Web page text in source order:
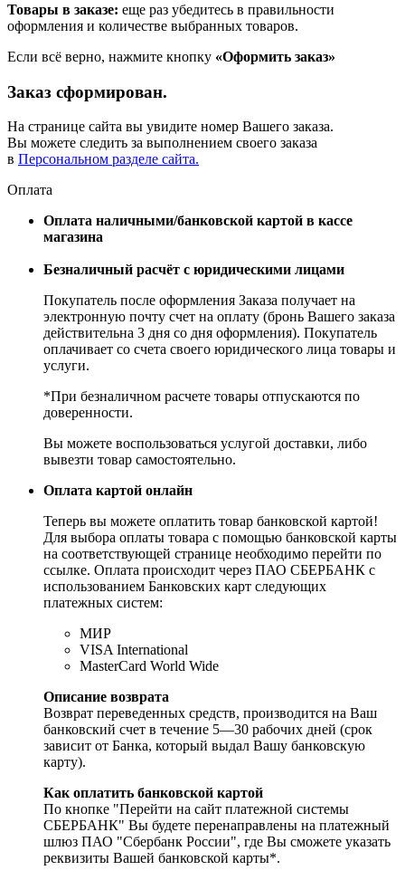
Товары в заказе: еще раз убедитесь в правильности
оформления и количестве выбранных товаров.
Если всё верно, нажмите кнопку «Оформить заказ»
Заказ сформирован.
На странице сайта вы увидите номер Вашего заказа.
Вы можете следить за выполнением своего заказа
в Персональном разделе сайта.
Оплата
Оплата наличными/банковской картой в кассе
магазина
Безналичный расчёт с юридическими лицами
Покупатель после оформления Заказа получает на
электронную почту счет на оплату (бронь Вашего заказа
действительна 3 дня со дня оформления). Покупатель
оплачивает со счета своего юридического лица товары и
услуги.
*При безналичном расчете товары отпускаются по
доверенности.
Вы можете воспользоваться услугой доставки, либо
вывезти товар самостоятельно.
Оплата картой онлайн
Теперь вы можете оплатить товар банковской картой!
Для выбора оплаты товара с помощью банковской карты
на соответствующей странице необходимо перейти по
ссылке. Оплата происходит через ПАО СБЕРБАНК с
использованием Банковских карт следующих
платежных систем:
МИР
VISA International
MasterCard World Wide
Описание возврата
Возврат переведенных средств, производится на Ваш
банковский счет в течение 5—30 рабочих дней (срок
зависит от Банка, который выдал Вашу банковскую
карту).
Как оплатить банковской картой
По кнопке "Перейти на сайт платежной системы
СБЕРБАНК" Вы будете перенаправлены на платежный
шлюз ПАО "Сбербанк России", где Вы сможете указать
реквизиты Вашей банковской карты*.